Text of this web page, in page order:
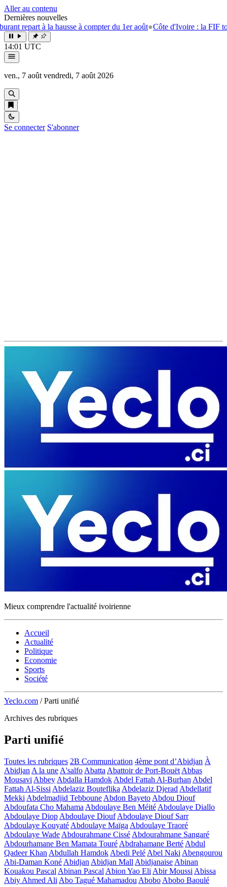
Aller au contenu
Dernières nouvelles
hausse à compter du 1er août●Côte d'Ivoire : la FIF tourne la page
14:01 UTC
ven., 7 août vendredi, 7 août 2026
Se connecter S'abonner
Mieux comprendre l'actualité ivoirienne
Accueil
Actualité
Politique
Economie
Sports
Société
Yeclo.com / Parti unifié
Archives des rubriques
Parti unifié
Toutes les rubriques 2B Communication 4ème pont d’Abidjan À
Abidjan A la une A'salfo Abatta Abattoir de Port-Bouët Abbas
Mousavi Abbey Abdalla Hamdok Abdel Fattah Al-Burhan Abdel
Fattah Al-Sissi Abdelaziz Bouteflika Abdelaziz Djerad Abdellatif
Mekki Abdelmadjid Tebboune Abdon Bayeto Abdou Diouf
Abdoufata Cho Mahama Abdoulaye Ben Méité Abdoulaye Diallo
Abdoulaye Diop Abdoulaye Diouf Abdoulaye Diouf Sarr
Abdoulaye Kouyaté Abdoulaye Maïga Abdoulaye Traoré
Abdoulaye Wade Abdourahmane Cissé Abdourahmane Sangaré
Abdourhamane Ben Mamata Touré Abdrahamane Berté Abdul
Qadeer Khan Abdullah Hamdok Abedi Pelé Abel Naki Abengourou
Abi-Daman Koné Abidjan Abidjan Mall Abidjanaise Abinan
Kouakou Pascal Abinan Pascal Abion Yao Eli Abir Moussi Abissa
Abiy Ahmed Ali Abo Tagué Mahamadou Abobo Abobo Baoulé